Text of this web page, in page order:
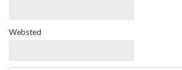
Websted